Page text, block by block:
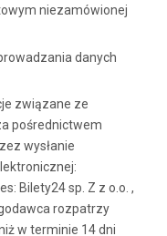
niezamówionej
danych
związane ze
pośrednictwem
wysłanie
Bilety24 sp. Z z o.o. ,
rozpatrzy
w terminie 14 dni